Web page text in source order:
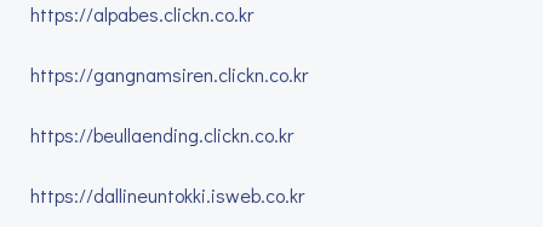
https://alpabes.clickn.co.kr
https://gangnamsiren.clickn.co.kr
https://beullaending.clickn.co.kr
https://dallineuntokki.isweb.co.kr